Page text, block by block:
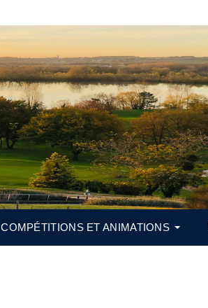
COMPÉTITIONS ET ANIMATIONS